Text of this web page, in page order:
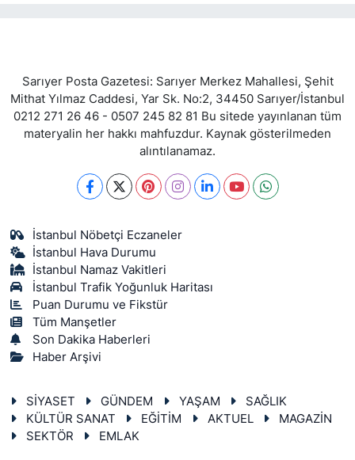
Sarıyer Posta Gazetesi: Sarıyer Merkez Mahallesi, Şehit
Mithat Yılmaz Caddesi, Yar Sk. No:2, 34450 Sarıyer/İstanbul
0212 271 26 46 - 0507 245 82 81 Bu sitede yayınlanan tüm
materyalin her hakkı mahfuzdur. Kaynak gösterilmeden
alıntılanamaz.
İstanbul Nöbetçi Eczaneler
İstanbul Hava Durumu
İstanbul Namaz Vakitleri
İstanbul Trafik Yoğunluk Haritası
Puan Durumu ve Fikstür
Tüm Manşetler
Son Dakika Haberleri
Haber Arşivi
SİYASET GÜNDEM YAŞAM
SAĞLIK
KÜLTÜR SANAT
EĞİTİM AKTUEL
MAGAZİN
SEKTÖR
EMLAK